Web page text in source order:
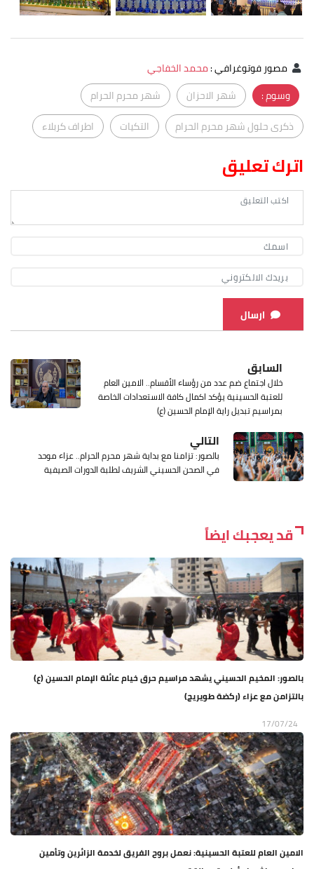
مصور فوتوغرافي:محمد الخفاجي
وسوم :
شهر الاحزان
شهر محرم الحرام
ذكرى حلول شهر محرم الحرام
التكيات اطراف كربلاء
اترك تعليق
ارسال
السابق
خلال اجتماع ضم عدد من رؤساء الأقسام.. الامين العام
للعتبة الحسينية يؤكد اكمال كافة الاستعدادات الخاصة
بمراسيم تبديل راية الإمام الحسين (ع)
التالي
بالصور: تزامنا مع بداية شهر محرم الحرام.. عزاء موحد
في الصحن الحسيني الشريف لطلبة الدورات الصيفية
قد يعجبك ايضاً
بالصور: المخيم الحسيني يشهد مراسيم حرق خيام عائلة الإمام الحسين (ع)
بالتزامن مع عزاء (ركضة طويريج)
17/07/24
الامين العام للعتبة الحسينية: نعمل بروح الفريق لخدمة الزائرين وتأمين